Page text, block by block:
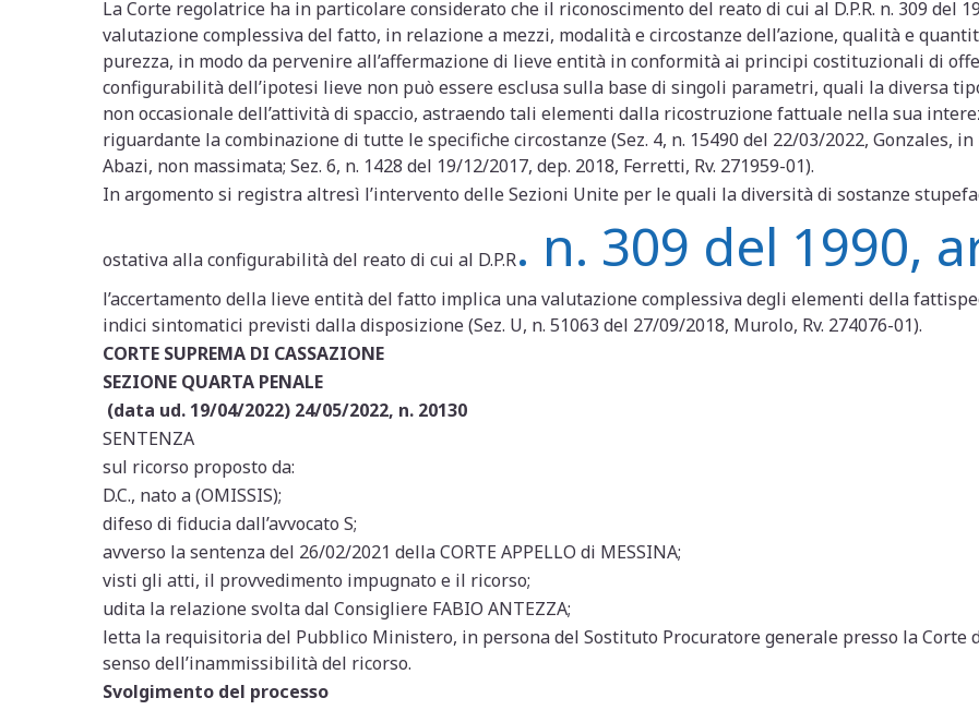
La Corte regolatrice ha in particolare considerato che il riconoscimento del reato di cui al D.P.R. n. 309 del
valutazione complessiva del fatto, in relazione a mezzi, modalità e circostanze dell’azione, qualità e
purezza, in modo da pervenire all’affermazione di lieve entità in conformità ai principi costituzionali di
configurabilità dell’ipotesi lieve non può essere esclusa sulla base di singoli parametri, quali la diversa
non occasionale dell’attività di spaccio, astraendo tali elementi dalla ricostruzione fattuale nella sua
riguardante la combinazione di tutte le specifiche circostanze (Sez. 4, n. 15490 del 22/03/2022, Gonzales, in
Abazi, non massimata; Sez. 6, n. 1428 del 19/12/2017, dep. 2018, Ferretti, Rv. 271959-01).
In argomento si registra altresì l’intervento delle Sezioni Unite per le quali la diversità di sostanze
ostativa alla configurabilità del reato di cui al D.P.R. n. 309 del 1990,
l’accertamento della lieve entità del fatto implica una valutazione complessiva degli elementi della
indici sintomatici previsti dalla disposizione (Sez. U, n. 51063 del 27/09/2018, Murolo, Rv. 274076-01).
CORTE SUPREMA DI CASSAZIONE
SEZIONE QUARTA PENALE
(data ud. 19/04/2022) 24/05/2022, n. 20130
SENTENZA
sul ricorso proposto da:
D.C., nato a (OMISSIS);
difeso di fiducia dall’avvocato S;
avverso la sentenza del 26/02/2021 della CORTE APPELLO di MESSINA;
visti gli atti, il provvedimento impugnato e il ricorso;
udita la relazione svolta dal Consigliere FABIO ANTEZZA;
letta la requisitoria del Pubblico Ministero, in persona del Sostituto Procuratore generale presso la Corte
senso dell’inammissibilità del ricorso.
Svolgimento del processo